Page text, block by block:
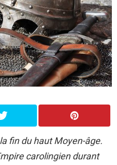
fin du haut Moyen-âge.
carolingien durant